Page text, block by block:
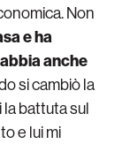
Non
e ha
anche
si cambiò la
la battuta sul
e lui mi